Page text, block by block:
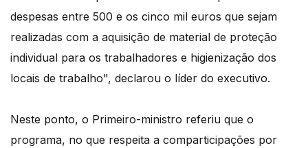
despesas entre 500 e os cinco mil euros que sejam
realizadas com a aquisição de material de proteção
individual para os trabalhadores e higienização dos
locais de trabalho", declarou o líder do executivo.
Neste ponto, o Primeiro-ministro referiu que o
programa, no que respeita a comparticipações por